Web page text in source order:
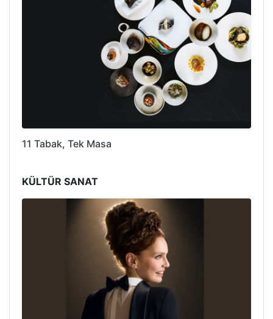
11 Tabak, Tek Masa
KÜLTÜR SANAT